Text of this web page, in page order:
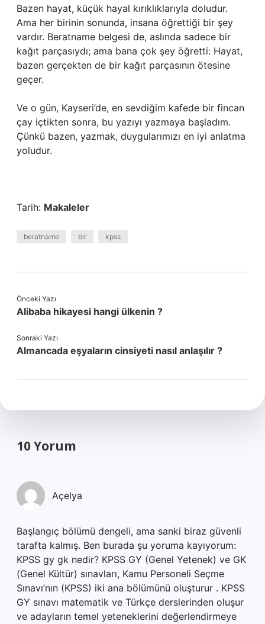
Bazen hayat, küçük hayal kırıklıklarıyla doludur.
Ama her birinin sonunda, insana öğrettiği bir şey
vardır. Beratname belgesi de, aslında sadece bir
kağıt parçasıydı; ama bana çok şey öğretti: Hayat,
bazen gerçekten de bir kağıt parçasının ötesine
geçer.
Ve o gün, Kayseri’de, en sevdiğim kafede bir fincan
çay içtikten sonra, bu yazıyı yazmaya başladım.
Çünkü bazen, yazmak, duygularımızı en iyi anlatma
yoludur.
Tarih: Makaleler
beratname bir kpss
Önceki Yazı
Alibaba hikayesi hangi ülkenin ?
Sonraki Yazı
Almancada eşyaların cinsiyeti nasıl anlaşılır ?
10 Yorum
Açelya
Başlangıç bölümü dengeli, ama sanki biraz güvenli
tarafta kalmış. Ben burada şu yoruma kayıyorum:
KPSS gy gk nedir? KPSS GY (Genel Yetenek) ve GK
(Genel Kültür) sınavları, Kamu Personeli Seçme
Sınavı’nın (KPSS) iki ana bölümünü oluşturur . KPSS
GY sınavı matematik ve Türkçe derslerinden oluşur
ve adayların temel yeteneklerini değerlendirmeye